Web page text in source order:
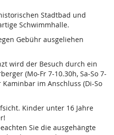
Stadtbad und
Schwimmhalle.
Gebühr ausgeliehen
wird der Besuch durch ein
(Mo-Fr 7-10.30h, Sa-So 7-
im Anschluss (Di-So
Kinder unter 16 Jahre
Sie die ausgehängte